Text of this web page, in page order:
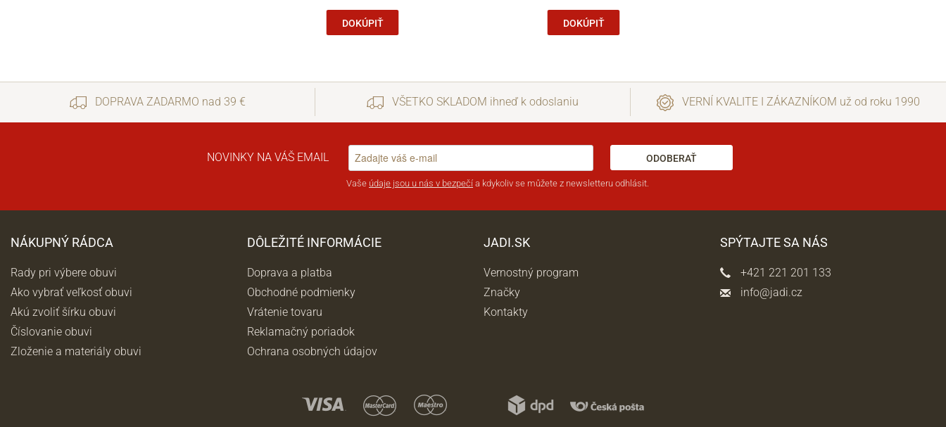
DOKÚPIŤ DOKÚPIŤ
DOPRAVA ZADARMO nad 39 € VŠETKO SKLADOM ihneď k odoslaniu VERNÍ KVALITE I ZÁKAZNÍKOM už od roku 1990
NOVINKY NA VÁŠ EMAIL ODOBERAŤ
Vaše údaje jsou u nás v bezpečí a kdykoliv se můžete z newsletteru odhlásit.
NÁKUPNÝ RÁDCA
Rady pri výbere obuvi
Ako vybrať veľkosť obuvi
Akú zvoliť šírku obuvi
Číslovanie obuvi
Zloženie a materiály obuvi
DÔLEŽITÉ INFORMÁCIE
Doprava a platba
Obchodné podmienky
Vrátenie tovaru
Reklamačný poriadok
Ochrana osobných údajov
JADI.SK
Vernostný program
Značky
Kontakty
SPÝTAJTE SA NÁS
+421 221 201 133
info@jadi.cz